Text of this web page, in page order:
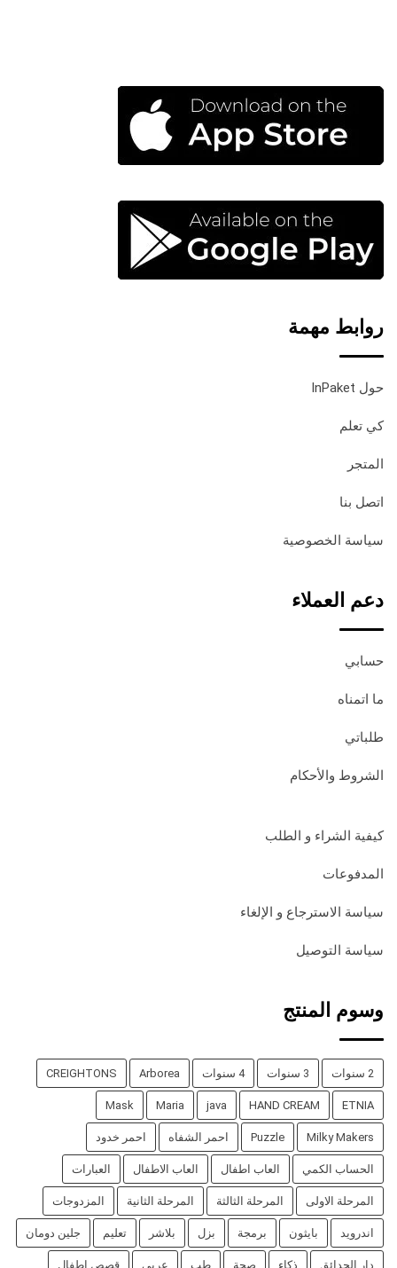
روابط مهمة
حول InPaket
كي تعلم
المتجر
اتصل بنا
سياسة الخصوصية
دعم العملاء
حسابي
ما اتمناه
طلباتي
الشروط والأحكام
كيفية الشراء و الطلب
المدفوعات
سياسة الاسترجاع و الإلغاء
سياسة التوصيل
وسوم المنتج
2 سنوات 3 سنوات 4 سنوات Arborea
CREIGHTONS
ETNIA
HAND CREAM
java
Maria
Mask
Milky Makers
Puzzle احمر الشفاه احمر خدود
الحساب الكمي العاب اطفال العاب الاطفال العبارات
المرحلة الاولى المرحلة الثالثة المرحلة الثانية المزدوجات
اندرويد بايثون برمجة بزل بلاشر تعليم جلين دومان
دار الحدائق ذكاء صحة طب عربي قصص اطفال